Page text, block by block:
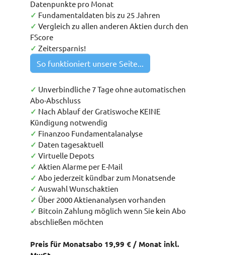
Datenpunkte pro Monat
✓ Fundamentaldaten bis zu 25 Jahren
✓ Vergleich zu allen anderen Aktien durch den
FScore
✓ Zeitersparnis!
So funktioniert unsere Seite...
✓ Unverbindliche 7 Tage ohne automatischen
Abo-Abschluss
✓ Nach Ablauf der Gratiswoche KEINE
Kündigung notwendig
✓ Finanzoo Fundamentalanalyse
✓ Daten tagesaktuell
✓ Virtuelle Depots
✓ Aktien Alarme per E-Mail
✓ Abo jederzeit kündbar zum Monatsende
✓ Auswahl Wunschaktien
✓ Über 2000 Aktienanalysen vorhanden
✓ Bitcoin Zahlung möglich wenn Sie kein Abo
abschließen möchten
Preis für Monatsabo 19,99 € / Monat inkl.